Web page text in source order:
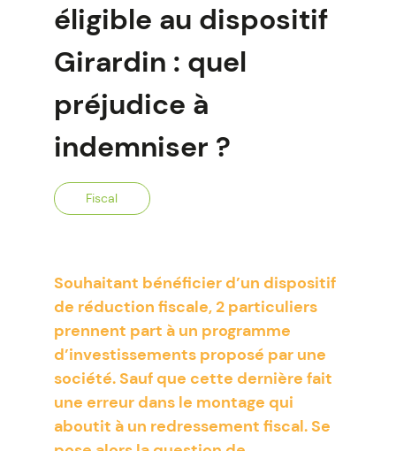
éligible au dispositif
Girardin : quel
préjudice à
indemniser ?
Fiscal
Souhaitant bénéficier d’un dispositif
de réduction fiscale, 2 particuliers
prennent part à un programme
d’investissements proposé par une
société. Sauf que cette dernière fait
une erreur dans le montage qui
aboutit à un redressement fiscal. Se